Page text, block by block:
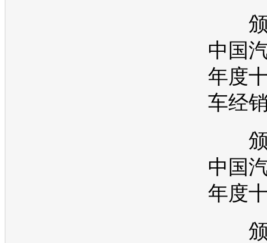
颁
中国
年度
车经
颁
中国
年度
颁